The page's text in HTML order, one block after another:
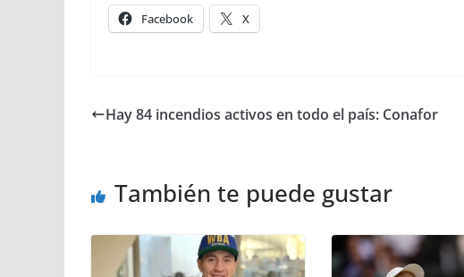
Facebook X
Hay 84 incendios activos en todo el país: Conafor
También te puede gustar